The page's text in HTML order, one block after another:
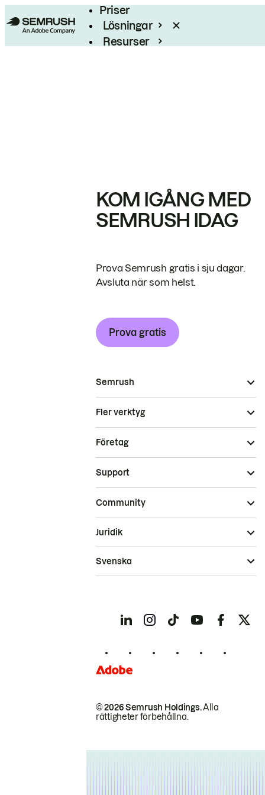
Priser
Lösningar
Resurser
KOM IGÅNG MED
SEMRUSH IDAG
Prova Semrush gratis i sju dagar.
Avsluta när som helst.
Prova gratis
Semrush
Fler verktyg
Företag
Support
Community
© 2026 Semrush Holdings.Alla
rättigheter förbehållna.
Juridik
Svenska